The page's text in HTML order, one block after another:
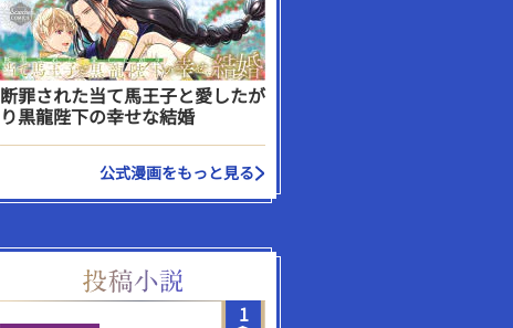
断罪された当て馬王子と愛したが
り黒龍陛下の幸せな結婚
公式漫画をもっと見る
1